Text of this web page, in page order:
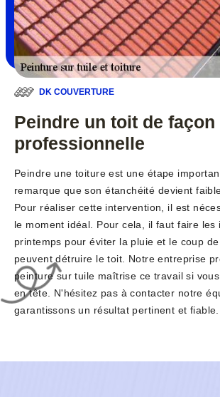
DK COUVERTURE
Peindre un toit de façon
professionnelle
Peindre une toiture est une étape
remarque que son étanchéité devient
Pour réaliser cette intervention, il est
le moment idéal. Pour cela, il faut faire les
printemps pour éviter la pluie et le coup
peuvent détruire le toit. Notre entreprise
peinture sur tuile maîtrise ce travail si
en tête. N'hésitez pas à contacter notre
garantissons un résultat pertinent et fiable.